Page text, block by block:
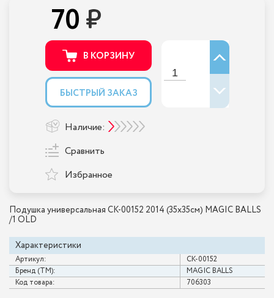
Подушка универсальная CK-00152 2014 (35х35см) MAGIC BALLS
/1 OLD
Характеристики
Артикул:
CK-00152
Бренд (ТМ):
MAGIC BALLS
Код товара:
706303
70
В КОРЗИНУ
БЫСТРЫЙ ЗАКАЗ
Наличие:
Сравнить
Избранное